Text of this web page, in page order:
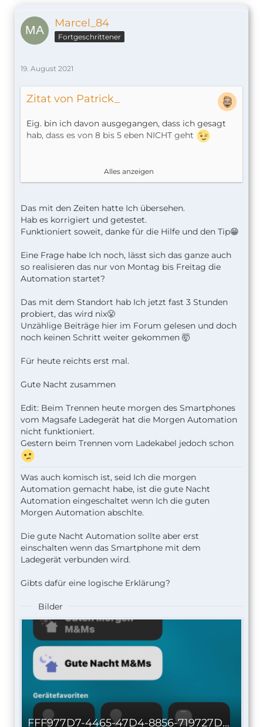
Marcel_84
Fortgeschrittener
19. August 2021
Zitat von Patrick_
Eig. bin ich davon ausgegangen, dass ich gesagt
hab, dass es von 8 bis 5 eben NICHT geht
Das geht nicht. Über Homebridge-Plugins etc.
kann man sowas realisieren.
Mach's doch einfach über den Standort wenn du
das Zuhause verlässt? Dafür ist das doch da.
Alles anzeigen
Das mit den Zeiten hatte Ich übersehen.
Hab es korrigiert und getestet.
Funktioniert soweit, danke für die Hilfe und den Tip😁
Eine Frage habe Ich noch, lässt sich das ganze auch
so realisieren das nur von Montag bis Freitag die
Automation startet?
Das mit dem Standort hab Ich jetzt fast 3 Stunden
probiert, das wird nix😤
Unzählige Beiträge hier im Forum gelesen und doch
noch keinen Schritt weiter gekommen 🤯
Für heute reichts erst mal.
Gute Nacht zusammen
Edit: Beim Trennen heute morgen des Smartphones
vom Magsafe Ladegerät hat die Morgen Automation
nicht funktioniert.
Gestern beim Trennen vom Ladekabel jedoch schon
Was auch komisch ist, seid Ich die morgen
Automation gemacht habe, ist die gute Nacht
Automation eingeschaltet wenn Ich die guten
Morgen Automation abschlte.
Die gute Nacht Automation sollte aber erst
einschalten wenn das Smartphone mit dem
Ladegerät verbunden wird.
Gibts dafür eine logische Erklärung?
Bilder
FFF977D7-4465-47D4-8856-719727D6FC27_autoscaled.png